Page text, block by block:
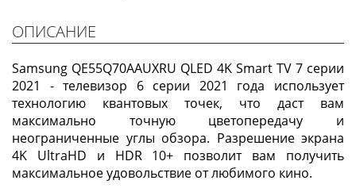
ОПИСАНИЕ
Samsung QE55Q70AAUXRU QLED 4K Smart TV 7 серии
2021 - телевизор 6 серии 2021 года использует
технологию квантовых точек, что даст вам
максимально точную цветопередачу и
неограниченные углы обзора. Разрешение экрана
4K UltraHD и HDR 10+ позволит вам получить
максимальное удовольствие от любимого кино.